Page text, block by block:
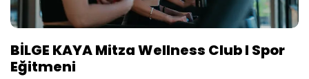
BİLGE KAYA Mitza Wellness Club I Spor
Eğitmeni